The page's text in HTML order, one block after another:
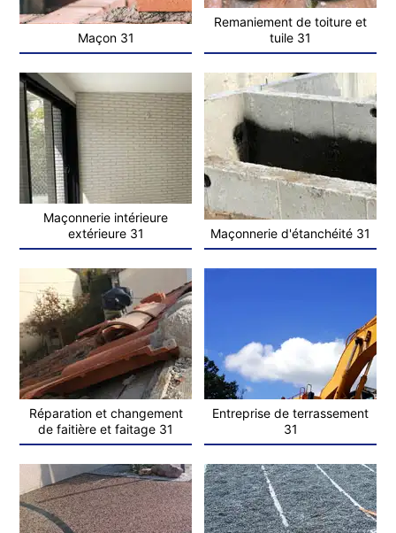
Maçon 31
Remaniement de toiture et
tuile 31
Maçonnerie intérieure
extérieure 31
Maçonnerie d'étanchéité 31
Réparation et changement
de faitière et faitage 31
Entreprise de terrassement
31